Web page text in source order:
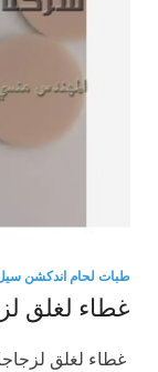
طبات لحام اندكشن
غطاء لغلق
غطاء لغلق